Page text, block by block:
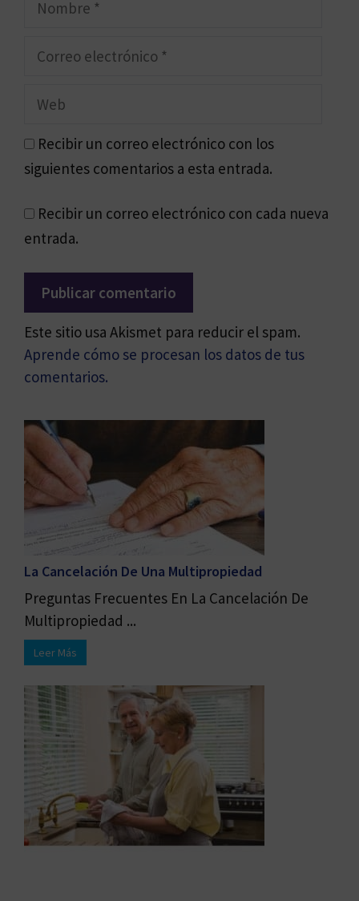
Recibir un correo electrónico con los
siguientes comentarios a esta entrada.
Recibir un correo electrónico con cada nueva
entrada.
Este sitio usa Akismet para reducir el spam.
Aprende cómo se procesan los datos de tus
comentarios.
La Cancelación De Una Multipropiedad
Preguntas Frecuentes En La Cancelación De
Multipropiedad ...
Leer Más